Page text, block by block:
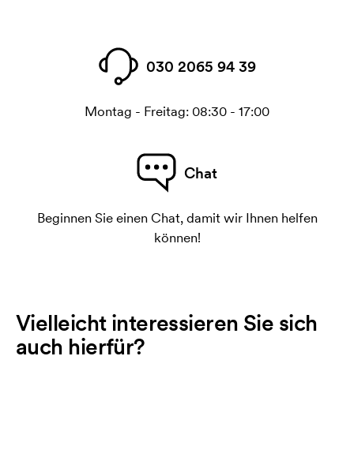
030 2065 94 39
Montag - Freitag: 08:30 - 17:00
Chat
Beginnen Sie einen Chat, damit wir Ihnen helfen
können!
Vielleicht interessieren Sie sich
auch hierfür?